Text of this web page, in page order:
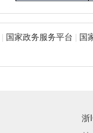
国家政务服务平台
国
浙